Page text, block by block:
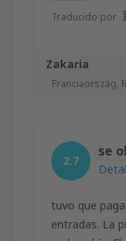
Zakaria
Franciaország,
Traducido por
2.7
se
tuvo que
entradas. La